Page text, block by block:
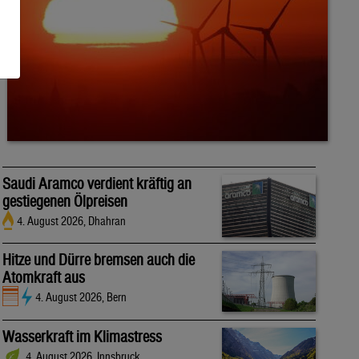
Saudi Aramco verdient kräftig an
gestiegenen Ölpreisen
4. August 2026, Dhahran
Hitze und Dürre bremsen auch die
Atomkraft aus
4. August 2026, Bern
Wasserkraft im Klimastress